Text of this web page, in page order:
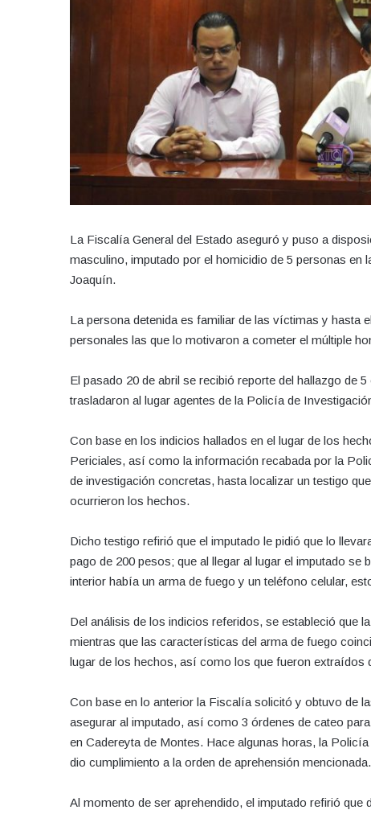
La Fiscalía General del Estado aseguró y puso a
masculino, imputado por el homicidio de 5 personas en
Joaquín.
La persona detenida es familiar de las víctimas y hasta
personales las que lo motivaron a cometer el múltiple
El pasado 20 de abril se recibió reporte del hallazgo de
trasladaron al lugar agentes de la Policía de
Con base en los indicios hallados en el lugar de los
Periciales, así como la información recabada por la
de investigación concretas, hasta localizar un testigo
ocurrieron los hechos.
Dicho testigo refirió que el imputado le pidió que lo
pago de 200 pesos; que al llegar al lugar el imputado
interior había un arma de fuego y un teléfono celular,
Del análisis de los indicios referidos, se estableció que
mientras que las características del arma de fuego
lugar de los hechos, así como los que fueron extraídos
Con base en lo anterior la Fiscalía solicitó y obtuvo de
asegurar al imputado, así como 3 órdenes de cateo
en Cadereyta de Montes. Hace algunas horas, la
dio cumplimiento a la orden de aprehensión mencionada.
Al momento de ser aprehendido, el imputado refirió